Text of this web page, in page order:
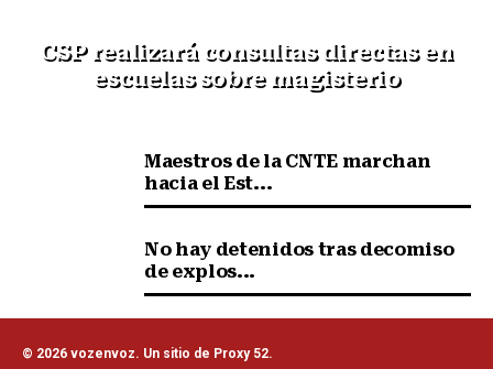
CSP realizará consultas directas en
escuelas sobre magisterio
Maestros de la CNTE marchan
hacia el Est...
No hay detenidos tras decomiso
de explos...
© 2026 vozenvoz. Un sitio de Proxy 52.